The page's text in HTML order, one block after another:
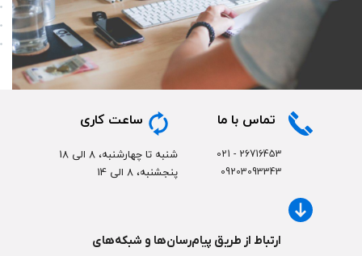
تماس با ما
​26716453 - 021
09203093343
ساعت کاری
شنبه تا چهارشنبه، 8 الی 18
پنجشنبه، 8 الی 14
ارتباط از طریق پیام‌رسان‌ها و شبکه‌های